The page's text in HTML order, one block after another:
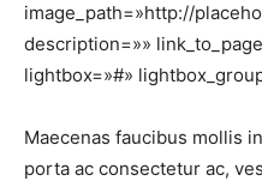
image_path=»http://
description=»»
lightbox=»#»
Maecenas faucibus mollis
porta ac consectetur ac,